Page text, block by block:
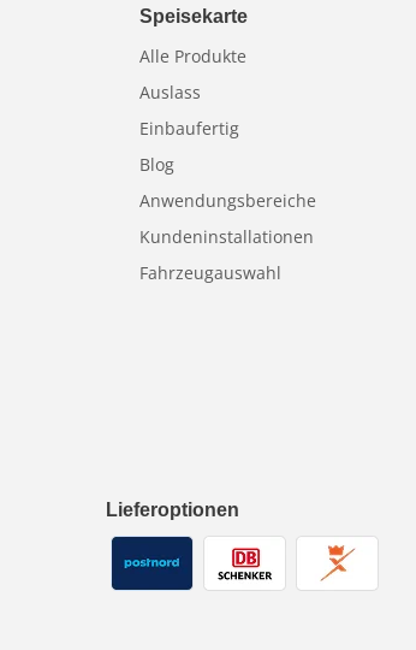
Speisekarte
Alle Produkte
Auslass
Einbaufertig
Blog
Anwendungsbereiche
Kundeninstallationen
Fahrzeugauswahl
Lieferoptionen